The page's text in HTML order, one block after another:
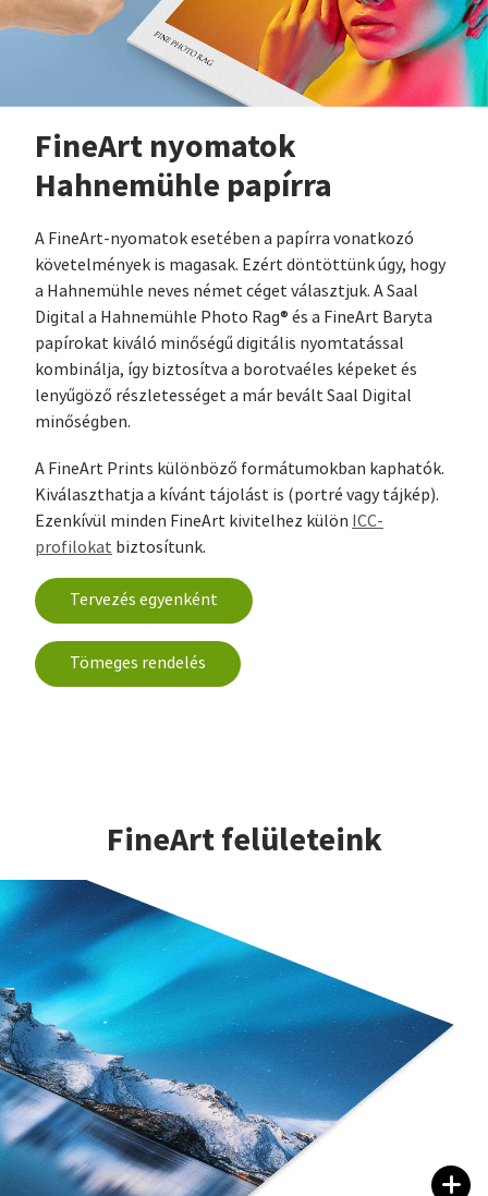
FineArt nyomatok
Hahnemühle papírra
A FineArt-nyomatok esetében a papírra vonatkozó
követelmények is magasak. Ezért döntöttünk úgy, hogy
a Hahnemühle neves német céget választjuk. A Saal
Digital a Hahnemühle Photo Rag® és a FineArt Baryta
papírokat kiváló minőségű digitális nyomtatással
kombinálja, így biztosítva a borotvaéles képeket és
lenyűgöző részletességet a már bevált Saal Digital
minőségben.
A FineArt Prints különböző formátumokban kaphatók.
Kiválaszthatja a kívánt tájolást is (portré vagy tájkép).
Ezenkívül minden FineArt kivitelhez külön ICC-
profilokat biztosítunk.
Tervezés egyenként
Tömeges rendelés
FineArt felületeink